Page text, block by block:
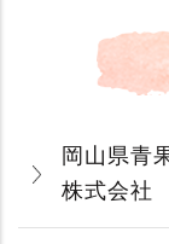
岡山県青
株式会社